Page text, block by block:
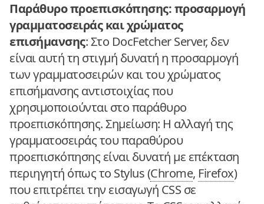
Παράθυρο προεπισκόπησης: προσαρμογή
γραμματοσειράς και χρώματος
επισήμανσης: Στο DocFetcher Server, δεν
είναι αυτή τη στιγμή δυνατή η προσαρμογή
των γραμματοσειρών και του χρώματος
επισήμανσης αντιστοιχίας που
χρησιμοποιούνται στο παράθυρο
προεπισκόπησης. Σημείωση: Η αλλαγή της
γραμματοσειράς του παραθύρου
προεπισκόπησης είναι δυνατή με επέκταση
περιηγητή όπως το Stylus (Chrome, Firefox)
που επιτρέπει την εισαγωγή CSS σε